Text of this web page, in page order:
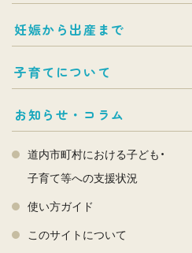
妊娠から出産まで
子育てについて
お知らせ・コラム
道内市町村における子ども・
子育て等への支援状況
使い方ガイド
このサイトについて